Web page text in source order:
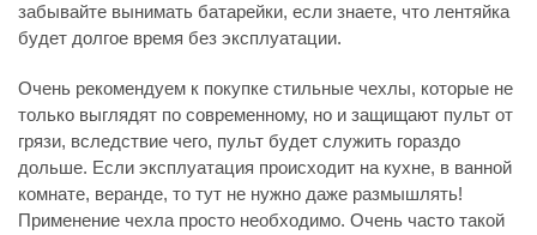
забывайте вынимать батарейки, если знаете, что лентяйка
будет долгое время без эксплуатации.
Очень рекомендуем к покупке стильные чехлы, которые не
только выглядят по современному, но и защищают пульт от
грязи, вследствие чего, пульт будет служить гораздо
дольше. Если эксплуатация происходит на кухне, в ванной
комнате, веранде, то тут не нужно даже размышлять!
Применение чехла просто необходимо. Очень часто такой